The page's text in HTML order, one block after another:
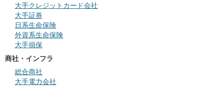
大手クレジットカード会社
大手証券
日系生命保険
外資系生命保険
大手損保
商社・インフラ
総合商社
大手電力会社